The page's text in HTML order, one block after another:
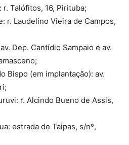
Talófitos, 16, Pirituba;
r. Laudelino Vieira de Campos,
Dep. Cantídio Sampaio e av.
Bispo (em implantação): av.
r. Alcindo Bueno de Assis,
estrada de Taipas, s/nº,